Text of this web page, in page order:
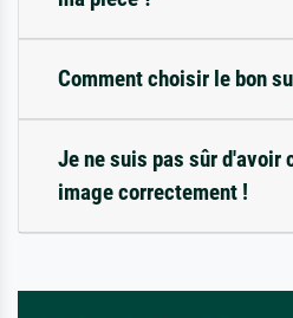
Comment choisir le bon
Je ne suis pas sûr d'avoir
image correctement !